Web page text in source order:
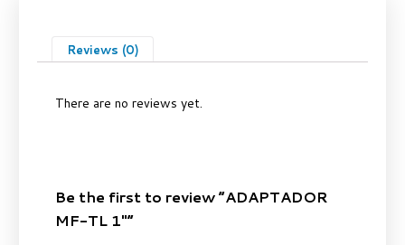
Reviews (0)
There are no reviews yet.
Be the first to review “ADAPTADOR
MF-TL 1″”